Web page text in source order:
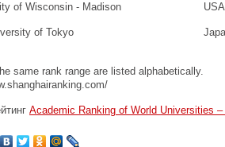
of Wisconsin - Madison USA
of Tokyo
same rank range are listed alphabetically.
Academic Ranking of World Universities –